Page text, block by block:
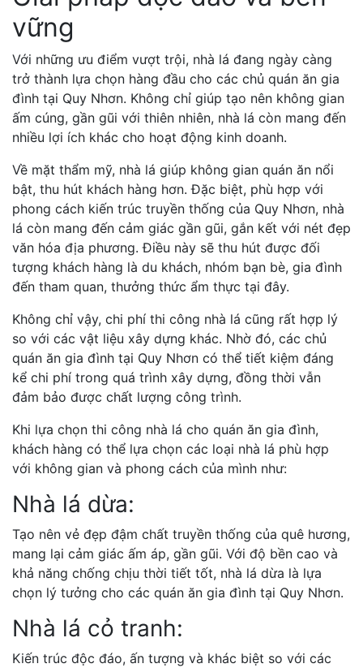
vững
Với những ưu điểm vượt trội, nhà lá đang ngày càng
trở thành lựa chọn hàng đầu cho các chủ quán ăn gia
đình tại Quy Nhơn. Không chỉ giúp tạo nên không gian
ấm cúng, gần gũi với thiên nhiên, nhà lá còn mang đến
nhiều lợi ích khác cho hoạt động kinh doanh.
Về mặt thẩm mỹ, nhà lá giúp không gian quán ăn nổi
bật, thu hút khách hàng hơn. Đặc biệt, phù hợp với
phong cách kiến trúc truyền thống của Quy Nhơn, nhà
lá còn mang đến cảm giác gần gũi, gắn kết với nét đẹp
văn hóa địa phương. Điều này sẽ thu hút được đối
tượng khách hàng là du khách, nhóm bạn bè, gia đình
đến tham quan, thưởng thức ẩm thực tại đây.
Không chỉ vậy, chi phí thi công nhà lá cũng rất hợp lý
so với các vật liệu xây dựng khác. Nhờ đó, các chủ
quán ăn gia đình tại Quy Nhơn có thể tiết kiệm đáng
kể chi phí trong quá trình xây dựng, đồng thời vẫn
đảm bảo được chất lượng công trình.
Khi lựa chọn thi công nhà lá cho quán ăn gia đình,
khách hàng có thể lựa chọn các loại nhà lá phù hợp
với không gian và phong cách của mình như:
Nhà lá dừa:
Tạo nên vẻ đẹp đậm chất truyền thống của quê hương,
mang lại cảm giác ấm áp, gần gũi. Với độ bền cao và
khả năng chống chịu thời tiết tốt, nhà lá dừa là lựa
chọn lý tưởng cho các quán ăn gia đình tại Quy Nhơn.
Nhà lá cỏ tranh:
Kiến trúc độc đáo, ấn tượng và khác biệt so với các